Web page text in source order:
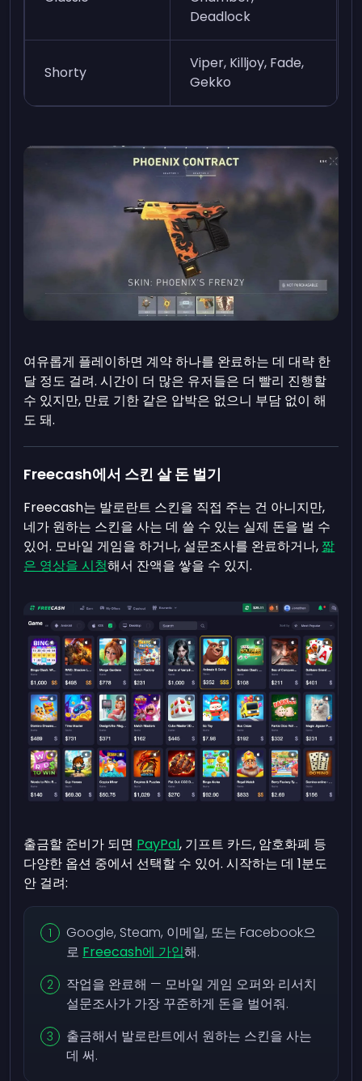
Deadlock
Shorty
Viper, Killjoy, Fade,
Gekko
여유롭게 플레이하면 계약 하나를 완료하는 데 대략 한
달 정도 걸려. 시간이 더 많은 유저들은 더 빨리 진행할
수 있지만, 만료 기한 같은 압박은 없으니 부담 없이 해
도 돼.
Freecash에서 스킨 살 돈 벌기
Freecash는 발로란트 스킨을 직접 주는 건 아니지만,
네가 원하는 스킨을 사는 데 쓸 수 있는 실제 돈을 벌 수
있어. 모바일 게임을 하거나, 설문조사를 완료하거나, 짧
은 영상을 시청해서 잔액을 쌓을 수 있지.
출금할 준비가 되면 PayPal, 기프트 카드, 암호화폐 등
다양한 옵션 중에서 선택할 수 있어. 시작하는 데 1분도
안 걸려:
Google, Steam, 이메일, 또는 Facebook으
로 Freecash에 가입해.
작업을 완료해 — 모바일 게임 오퍼와 리서치
설문조사가 가장 꾸준하게 돈을 벌어줘.
출금해서 발로란트에서 원하는 스킨을 사는
데 써.